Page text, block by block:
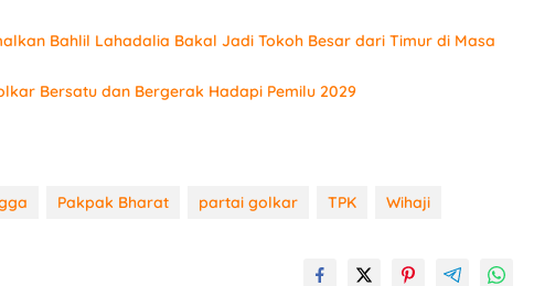
Bahlil Lahadalia Bakal Jadi Tokoh Besar dari Timur di Masa
Bersatu dan Bergerak Hadapi Pemilu 2029
Pakpak Bharat partai golkar TPK Wihaji